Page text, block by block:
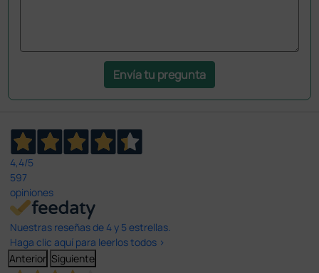
Envía tu pregunta
4,4/5
597
opiniones
Nuestras reseñas de 4 y 5 estrellas.
Haga clic aquí para leerlos todos >
Anterior Siguiente